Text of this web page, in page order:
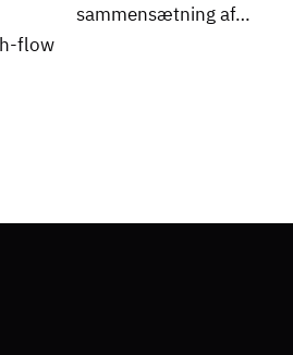
flow
sammensætning af…